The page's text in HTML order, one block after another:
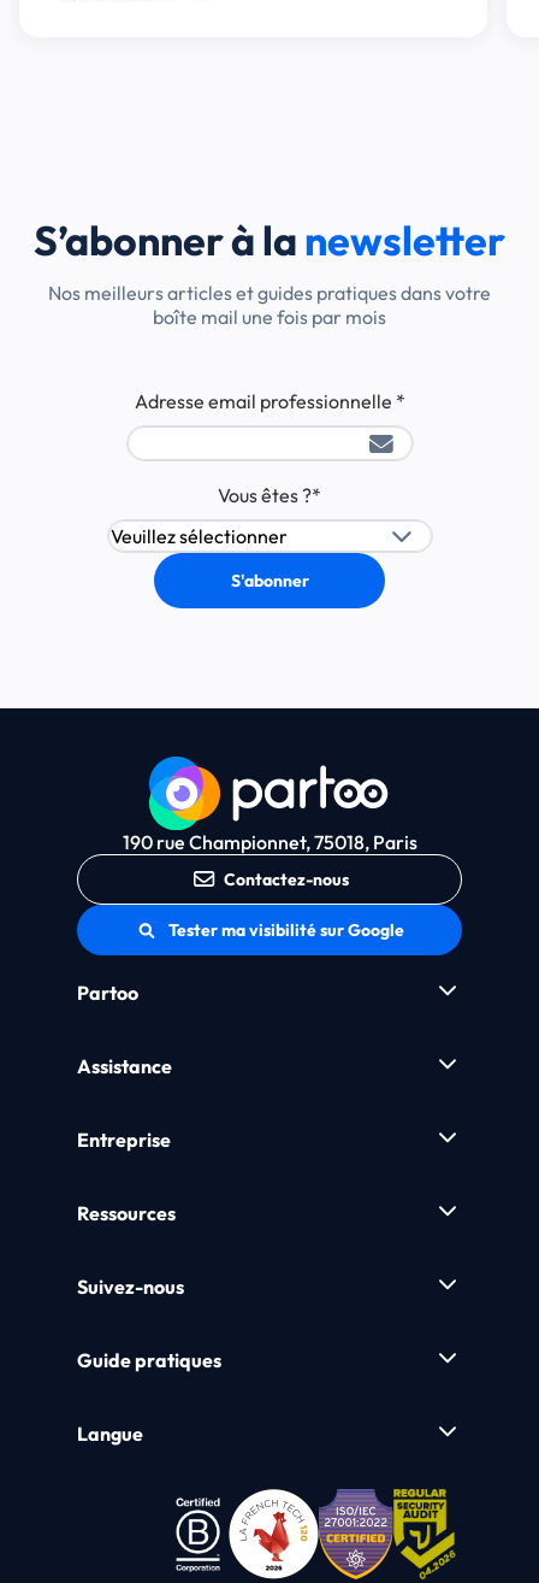
S’abonner à lanewsletter
Nos meilleurs articles et guides pratiques dans votre
boîte mail une fois par mois
Adresse email professionnelle *
Vous êtes ?*
190 rue Championnet, 75018, Paris
Contactez-nous
Tester ma visibilité sur Google
Partoo
Assistance
Entreprise
Ressources
Suivez-nous
Guide pratiques
Langue